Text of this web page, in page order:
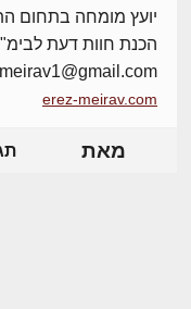
יועץ מומחה בתחום
הכנת חוות דעת
erez-meirav.com
מאת